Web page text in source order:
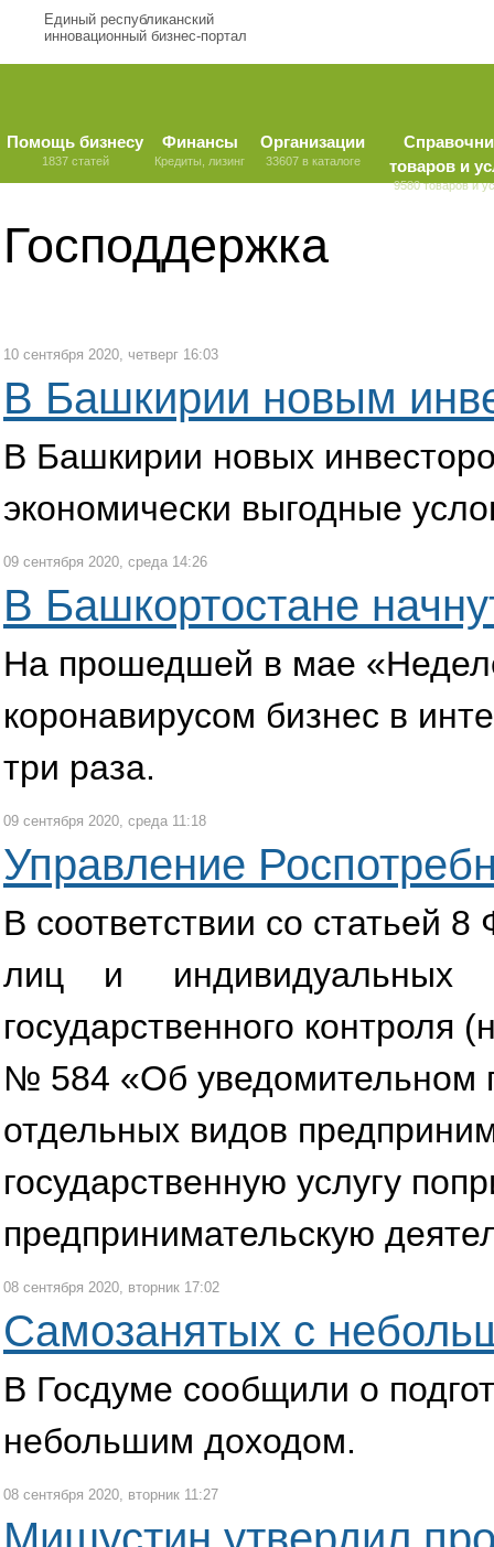
Единый республиканский
инновационный бизнес-портал
Помощь бизнесу
1837 статей
Финансы
Кредиты, лизинг
Организации
33607 в каталоге
товаров и
9580 товаров и
Господдержка
10 сентября 2020, четверг 16:03
В Башкирии новым
В Башкирии новых
экономически выгодные
09 сентября 2020, среда 14:26
В Башкортостане
На прошедшей в мае
коронавирусом бизнес в
три раза.
09 сентября 2020, среда 11:18
Управление
В соответствии со
лиц и индивидуальных
государственного контроля
№ 584 «Об уведомительном
отдельных видов
государственную услугу
предпринимательскую
08 сентября 2020, вторник 17:02
Самозанятых с
В Госдуме сообщили о
небольшим доходом.
08 сентября 2020, вторник 11:27